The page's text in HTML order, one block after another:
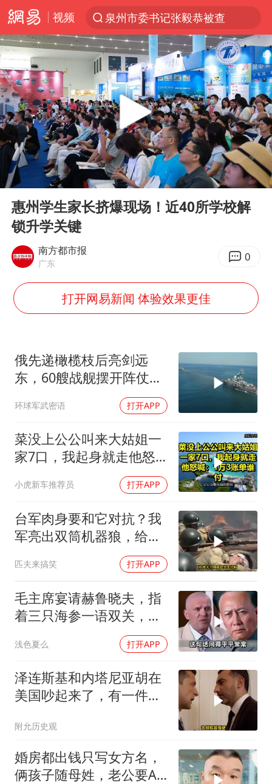
视频
泉州市委书记张毅恭被查
“电影+”如何激发千亿级消费新活力？
全球首个长时储能一体化产业园量产
台风白海豚加强
中国女篮70-67险胜尼日利亚女篮
四川宜宾高县4.9级地震致1死
名创优品回应女子吐槽内裤质量差
出口禁令驱动有色板块大涨
秋天的第一杯奶茶到底有多火
国乒男单横滨冠军赛全军覆没
38岁演员求职万岁山NPC成功
日本试射“战斧”导弹，国防部回应
胡彦斌韩磊 谁帮谁
“今天得有40℃了吧 为啥还不预警”
夯实基础开新局
Play
00:00 02:32
惠州学生家长挤爆现场！近40所学校解
锁升学关键
南方都市报
广东 0
打开网易新闻 体验效果更佳
俄先递橄榄枝后亮剑远
东，60艘战舰摆开阵仗，
日本敢动北方四岛？
环球军武密语 打开APP
菜没上公公叫来大姑姐一
家7口，我起身就走他怒
喊：1万3账单谁付
小虎新车推荐员 打开APP
台军肉身要和它对抗？我
军亮出双筒机器狼，给登
匹夫来搞笑 打开APP
毛主席宴请赫鲁晓夫，指
着三只海参一语双关，赫
浅色夏么 打开APP
泽连斯基和内塔尼亚胡在
美国吵起来了，有一件事
附允历史观
婚房都出钱只写女方名，
俩孩子随母姓，老公要AA